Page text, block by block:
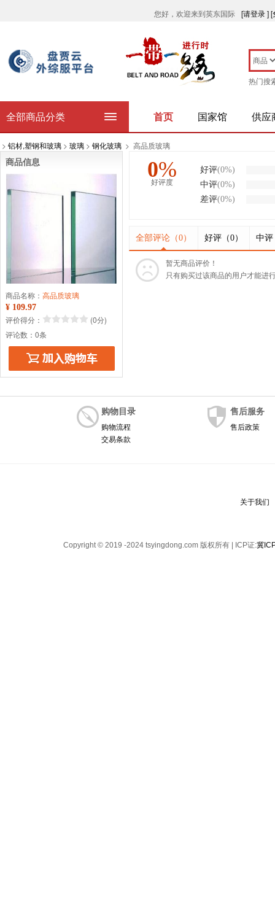
您好，欢迎来到英东国际 [请登录 ][
热门搜
首页 国家馆 供应
全部商品分类
> 铝材,塑钢和玻璃 > 玻璃 > 钢化玻璃 > 高品质玻璃
0%
好评度
好评(0%)
中评(0%)
差评(0%)
全部评论（0） 好评（0） 中评
暂无商品评价！
只有购买过该商品的用户才能进
商品信息
商品名称： 高品质玻璃
¥ 109.97
评价得分：
(0分)
评论数：0条
购物目录
购物流程
交易条款
售后服务
售后政策
关于我们
Copyright © 2019 -2024 tsyingdong.com 版权所有 | ICP证:冀